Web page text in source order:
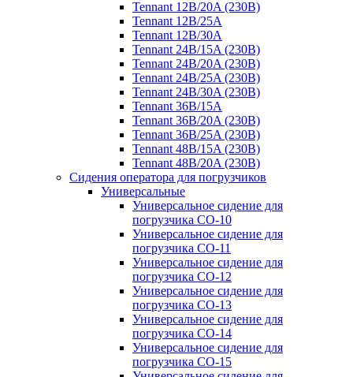
Tennant 12B/20A (230B)
Tennant 12B/25A
Tennant 12B/30A
Tennant 24B/15A (230B)
Tennant 24B/20A (230B)
Tennant 24B/25A (230B)
Tennant 24B/30A (230B)
Tennant 36B/15A
Tennant 36B/20A (230B)
Tennant 36B/25A (230B)
Tennant 48B/15A (230B)
Tennant 48B/20A (230B)
Сидения оператора для погрузчиков
Универсальные
Универсальное сидение для
погрузчика CO-10
Универсальное сидение для
погрузчика CO-11
Универсальное сидение для
погрузчика CO-12
Универсальное сидение для
погрузчика CO-13
Универсальное сидение для
погрузчика CO-14
Универсальное сидение для
погрузчика CO-15